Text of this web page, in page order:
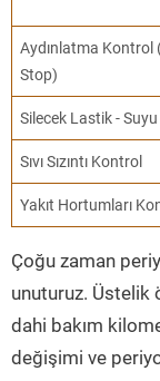
Aydınlatma Kontrol
Stop)
Silecek Lastik -
Sıvı Sızıntı Kontrol
Yakıt Hortumları
Çoğu zaman
unuturuz. Üstelik
dahi bakım
değişimi ve